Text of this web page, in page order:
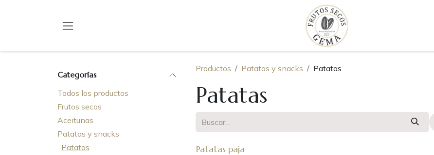
Categorías
Todos los productos
Frutos secos
Aceitunas
Patatas y snacks
Patatas
Productos Patatas y snacks Patatas
Patatas
Patatas paja